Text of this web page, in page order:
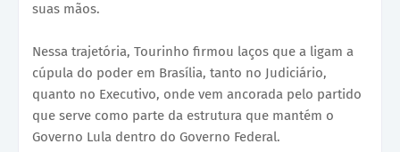
suas mãos.
Nessa trajetória, Tourinho firmou laços que a ligam a
cúpula do poder em Brasília, tanto no Judiciário,
quanto no Executivo, onde vem ancorada pelo partido
que serve como parte da estrutura que mantém o
Governo Lula dentro do Governo Federal.